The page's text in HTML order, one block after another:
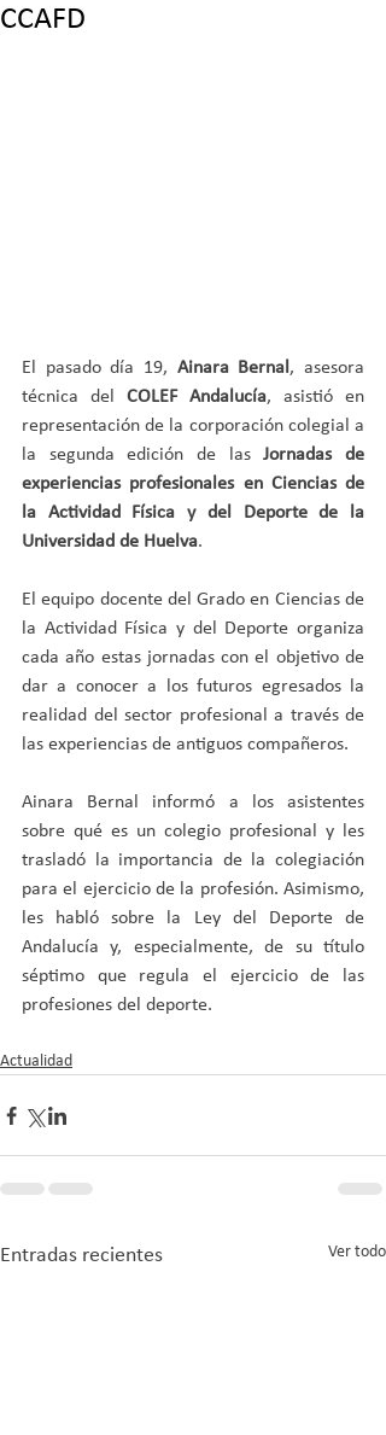
CCAFD
El pasado día 19, Ainara Bernal , asesora
técnica del COLEF Andalucía, asistió en
representación de la corporación colegial a
la segunda edición de las Jornadas de
experiencias profesionales en Ciencias de
la Actividad Física y del Deporte de la
Universidad de Huelva.
El equipo docente del Grado en Ciencias de
la Actividad Física y del Deporte organiza
cada año estas jornadas con el objetivo de
dar a conocer a los futuros egresados la
realidad del sector profesional a través de
las experiencias de antiguos compañeros.
Ainara Bernal informó a los asistentes
sobre qué es un colegio profesional y les
trasladó la importancia de la colegiación
para el ejercicio de la profesión. Asimismo,
les habló sobre la Ley del Deporte de
Andalucía y, especialmente, de su título
séptimo que regula el ejercicio de las
profesiones del deporte.
Actualidad
Entradas recientes Ver todo